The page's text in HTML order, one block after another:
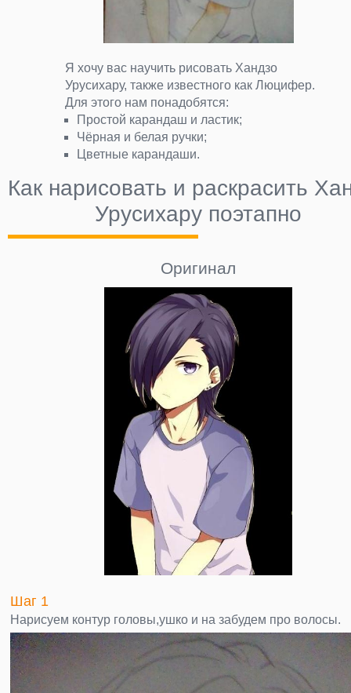
Я хочу вас научить рисовать Хандзо
Урусихару, также известного как Люцифер.
Для этого нам понадобятся:
Простой карандаш и ластик;
Чёрная и белая ручки;
Цветные карандаши.
Как нарисовать и раскрасить
Урусихару поэтапно
Оригинал
Шаг 1
Нарисуем контур головы,ушко и на забудем про волосы.